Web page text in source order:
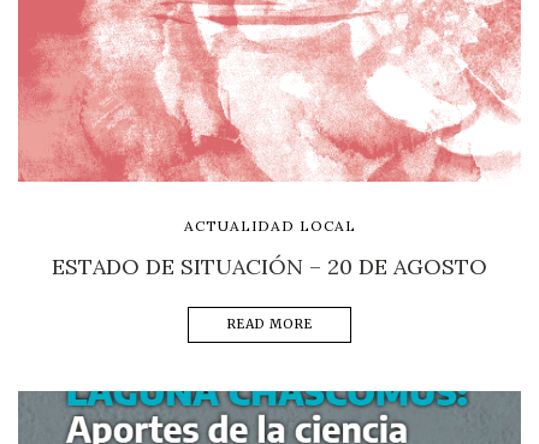
ACTUALIDAD LOCAL
ESTADO DE SITUACIÓN – 20 DE AGOSTO
READ MORE